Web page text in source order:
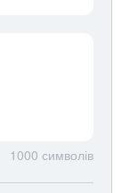
1000 символів